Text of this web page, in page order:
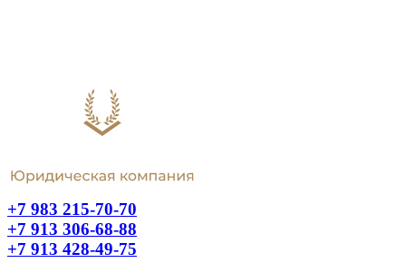
+7 983 215-70-70
+7 913 306-68-88
+7 913 428-49-75